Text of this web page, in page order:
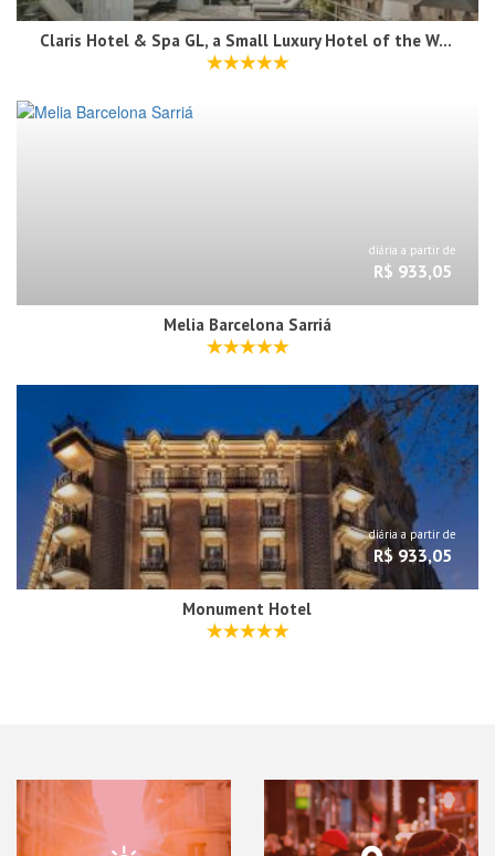
Claris Hotel & Spa GL, a Small Luxury Hotel of the World
diária a partir de
R$ 933,05
Melia Barcelona Sarriá
diária a partir de
R$ 933,05
Monument Hotel